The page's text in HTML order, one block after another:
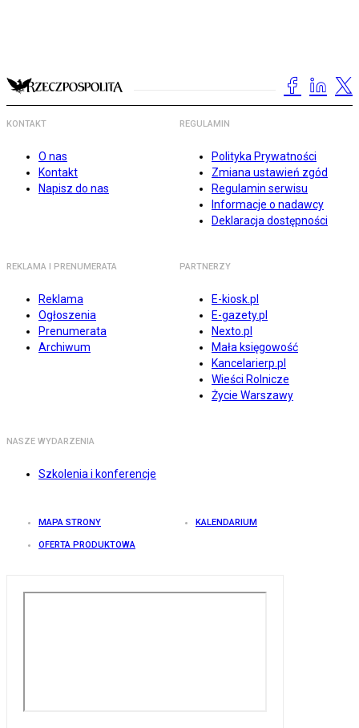
KONTAKT
O nas
Kontakt
Napisz do nas
REGULAMIN
Polityka Prywatności
Zmiana ustawień zgód
Regulamin serwisu
Informacje o nadawcy
Deklaracja dostępności
REKLAMA I PRENUMERATA
Reklama
Ogłoszenia
Prenumerata
Archiwum
PARTNERZY
E-kiosk.pl
E-gazety.pl
Nexto.pl
Mała księgowość
Kancelarierp.pl
Wieści Rolnicze
Życie Warszawy
NASZE WYDARZENIA
Szkolenia i konferencje
MAPA STRONY KALENDARIUM
OFERTA PRODUKTOWA